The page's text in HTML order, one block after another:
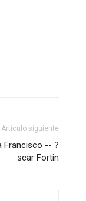
Artículo siguiente
Francisco -- ?
scar Fortin